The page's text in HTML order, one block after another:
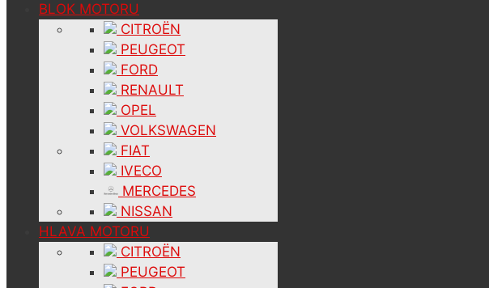
BLOK MOTORU
CITROËN
PEUGEOT
FORD
RENAULT
OPEL
VOLKSWAGEN
FIAT
IVECO
MERCEDES
NISSAN
HLAVA MOTORU
CITROËN
PEUGEOT